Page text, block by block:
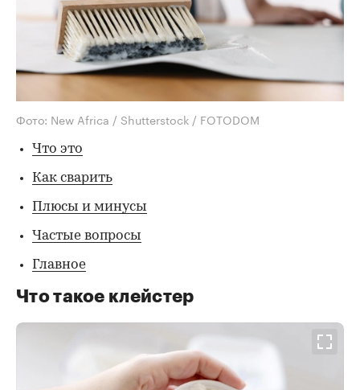
Фото: New Africa / Shutterstock / FOTODOM
Что это
Как сварить
Плюсы и минусы
Частые вопросы
Главное
Что такое клейстер